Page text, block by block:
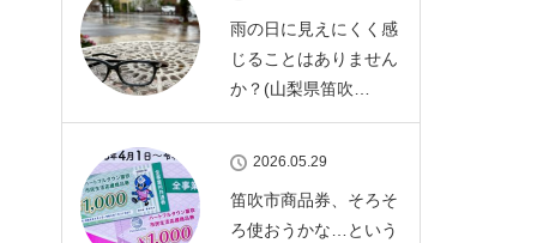
雨の日に見えにくく感
じることはありません
か？(山梨県笛吹…
2026.05.29
笛吹市商品券、そろそ
ろ使おうかな…という